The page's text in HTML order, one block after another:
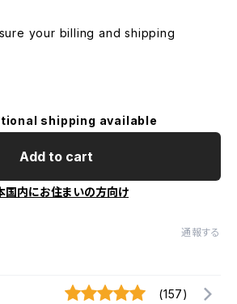
your billing and shipping
shipping available
Add to cart
国内にお住まいの方向け
通報する
(157)